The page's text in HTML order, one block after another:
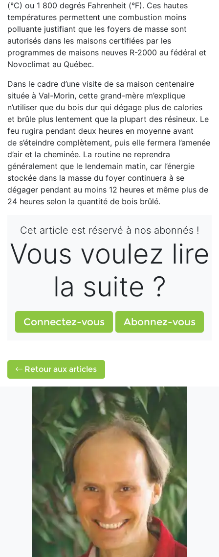
(°C) ou 1 800 degrés Fahrenheit (°F). Ces hautes
températures permettent une combustion moins
polluante justifiant que les foyers de masse sont
autorisés dans les maisons certifiées par les
programmes de maisons neuves R-2000 au fédéral et
Novoclimat au Québec.
Dans le cadre d’une visite de sa maison centenaire
située à Val-Morin, cette grand-mère m’explique
n’utiliser que du bois dur qui dégage plus de calories
et brûle plus lentement que la plupart des résineux. Le
feu rugira pendant deux heures en moyenne avant
de s’éteindre complètement, puis elle fermera l’amenée
d’air et la cheminée. La routine ne reprendra
généralement que le lendemain matin, car l’énergie
stockée dans la masse du foyer continuera à se
dégager pendant au moins 12 heures et même plus de
24 heures selon la quantité de bois brûlé.
Cet article est réservé à nos abonnés !
Vous voulez lire
la suite ?
Connectez-vous Abonnez-vous
Retour aux articles